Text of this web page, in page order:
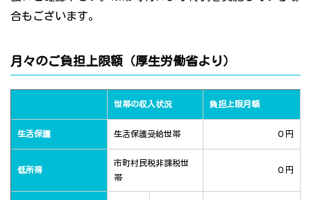
合もございます。
月々のご負担上限額（厚生労働省より）
世帯の収入状況 負担上限月額
生活保護 生活保護受給世帯 ０円
低所得
市町村民税非課税世
帯
０円